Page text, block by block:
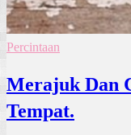
Percintaan
Merajuk Dan
Tempat.